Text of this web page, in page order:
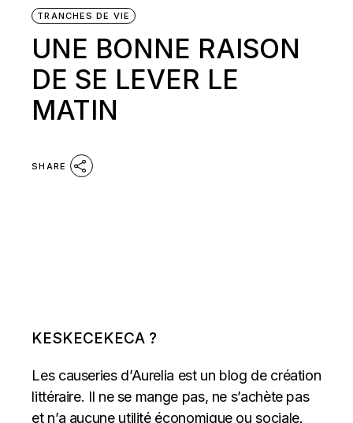
TRANCHES DE VIE
UNE BONNE RAISON
DE SE LEVER LE
MATIN
SHARE
KESKECEKECA ?
Les causeries d’Aurelia est un blog de création
littéraire. Il ne se mange pas, ne s’achète pas
et n’a aucune utilité économique ou sociale.